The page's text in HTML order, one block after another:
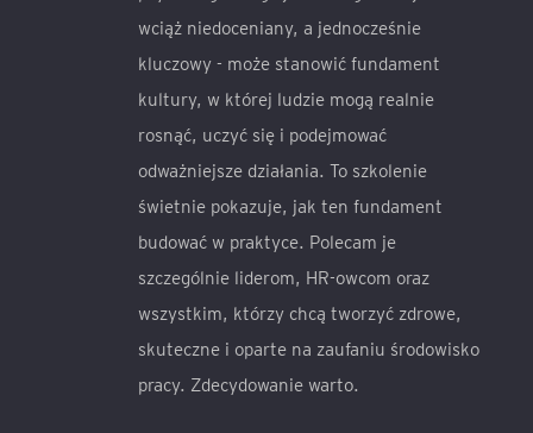
wciąż niedoceniany, a jednocześnie
kluczowy - może stanowić fundament
kultury, w której ludzie mogą realnie
rosnąć, uczyć się i podejmować
odważniejsze działania. To szkolenie
świetnie pokazuje, jak ten fundament
budować w praktyce. Polecam je
szczególnie liderom, HR-owcom oraz
wszystkim, którzy chcą tworzyć zdrowe,
skuteczne i oparte na zaufaniu środowisko
pracy. Zdecydowanie warto.